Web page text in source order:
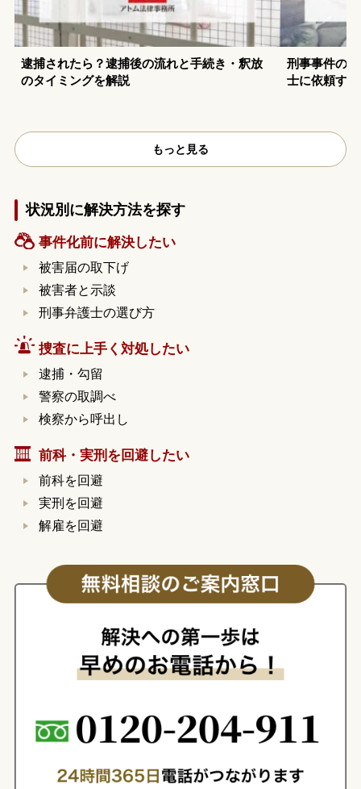
逮捕されたら？逮捕後の流れと手続き・釈放
のタイミングを解説
刑事事件の
士に依頼す
もっと見る
状況別に解決方法を探す
事件化前に解決したい
被害届の取下げ
被害者と示談
刑事弁護士の選び方
捜査に上手く対処したい
逮捕・勾留
警察の取調べ
検察から呼出し
前科・実刑を回避したい
前科を回避
実刑を回避
解雇を回避